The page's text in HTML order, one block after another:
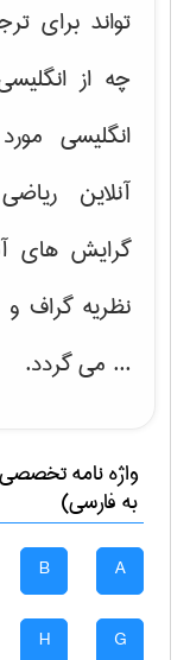
تواند برای
چه از
انگلیسی
آنلاین
گرایش های
نظریه گراف و
... می گردد.
واژه نامه
به فارسی)
A
B
G
H